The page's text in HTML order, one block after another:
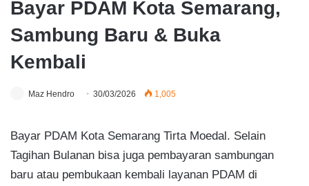
Bayar PDAM Kota Semarang,
Sambung Baru & Buka
Kembali
Maz Hendro 30/03/2026 1,005
Bayar PDAM Kota Semarang Tirta Moedal. Selain
Tagihan Bulanan bisa juga pembayaran sambungan
baru atau pembukaan kembali layanan PDAM di